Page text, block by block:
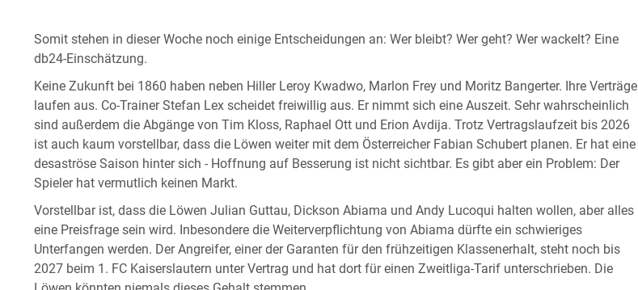
Somit stehen in dieser Woche noch einige Entscheidungen an: Wer bleibt? Wer geht? Wer wackelt? Eine
db24-Einschätzung.
Keine Zukunft bei 1860 haben neben Hiller Leroy Kwadwo, Marlon Frey und Moritz Bangerter. Ihre Verträge
laufen aus. Co-Trainer Stefan Lex scheidet freiwillig aus. Er nimmt sich eine Auszeit. Sehr wahrscheinlich
sind außerdem die Abgänge von Tim Kloss, Raphael Ott und Erion Avdija. Trotz Vertragslaufzeit bis 2026
ist auch kaum vorstellbar, dass die Löwen weiter mit dem Österreicher Fabian Schubert planen. Er hat eine
desaströse Saison hinter sich - Hoffnung auf Besserung ist nicht sichtbar. Es gibt aber ein Problem: Der
Spieler hat vermutlich keinen Markt.
Vorstellbar ist, dass die Löwen Julian Guttau, Dickson Abiama und Andy Lucoqui halten wollen, aber alles
eine Preisfrage sein wird. Inbesondere die Weiterverpflichtung von Abiama dürfte ein schwieriges
Unterfangen werden. Der Angreifer, einer der Garanten für den frühzeitigen Klassenerhalt, steht noch bis
2027 beim 1. FC Kaiserslautern unter Vertrag und hat dort für einen Zweitliga-Tarif unterschrieben. Die